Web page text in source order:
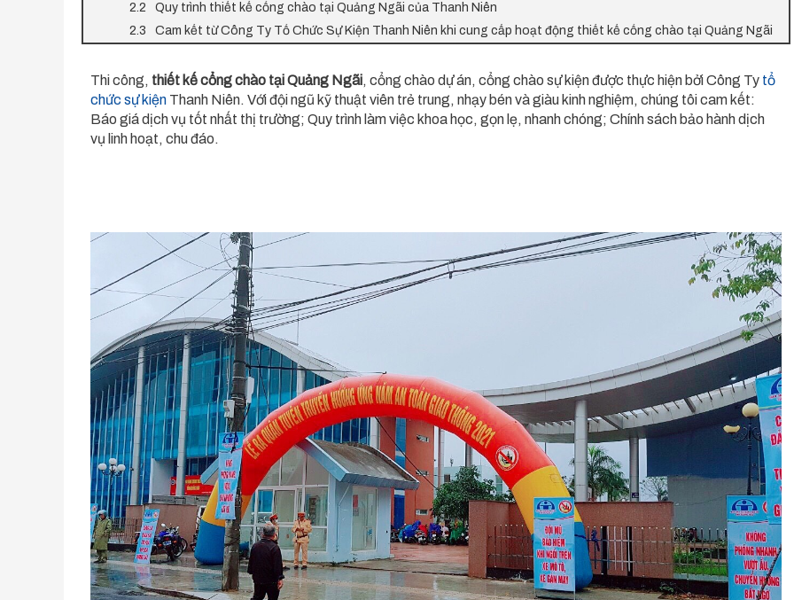
Quy trình thiết kế cổng chào tại Quảng Ngãi của Thanh Niên
Cam kết từ Công Ty Tổ Chức Sự Kiện Thanh Niên khi cung cấp hoạt động thiết kế cổng chào tại Quảng Ngãi
Thi công, thiết kế cổng chào tại Quảng Ngãi, cổng chào dự án, cổng chào sự kiện được thực hiện bởi Công Ty tổ
chức sự kiện Thanh Niên. Với đội ngũ kỹ thuật viên trẻ trung, nhạy bén và giàu kinh nghiệm, chúng tôi cam kết:
Báo giá dịch vụ tốt nhất thị trường; Quy trình làm việc khoa học, gọn lẹ, nhanh chóng; Chính sách bảo hành dịch
vụ linh hoạt, chu đáo.